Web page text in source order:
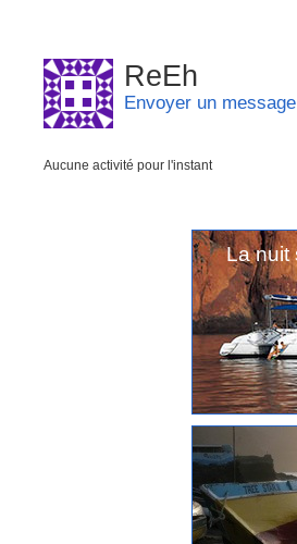
ReEh
Envoyer un message
Aucune activité pour l'instant
La nuit